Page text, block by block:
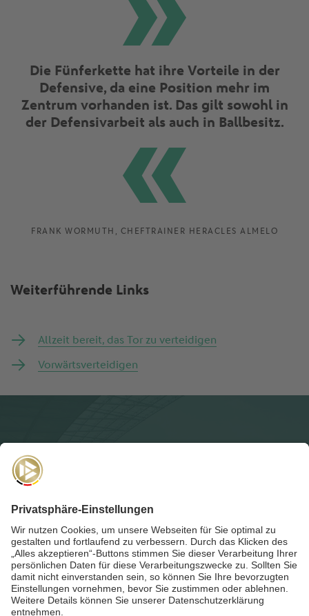
Die Fünferkette hat ihre Vorteile in der
Defensive, da eine Position mehr im
Zentrum vorhanden ist. Das gilt sowohl in
der Defensivarbeit als auch in Ballbesitz.
FRANK WORMUTH, CHEFTRAINER HERACLES ALMELO
Weiterführende Links
Allzeit bereit, das Tor zu verteidigen
Vorwärtsverteidigen
Für dieAkademie-Postanmelden und auf dem Laufenden
bleiben!